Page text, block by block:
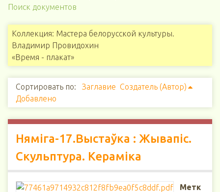
Поиск документов
Коллекция: Мастера белорусской культуры.
Владимир Провидохин
«Время - плакат»
Сортировать по: Заглавие Создатель (Автор)
Добавлено
Няміга-17.Выстаўка : Жывапіс.
Скульптура. Кераміка
Метк